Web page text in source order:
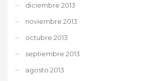
diciembre 2013
noviembre 2013
octubre 2013
septiembre 2013
agosto 2013